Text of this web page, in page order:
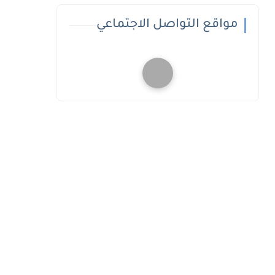
مواقع التواصل الاجتماعي